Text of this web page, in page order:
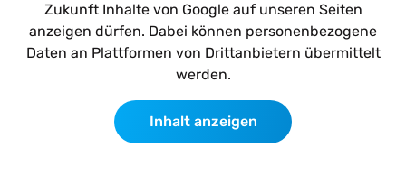
Zukunft Inhalte von Google auf unseren Seiten
anzeigen dürfen. Dabei können personenbezogene
Daten an Plattformen von Drittanbietern übermittelt
werden.
Inhalt anzeigen